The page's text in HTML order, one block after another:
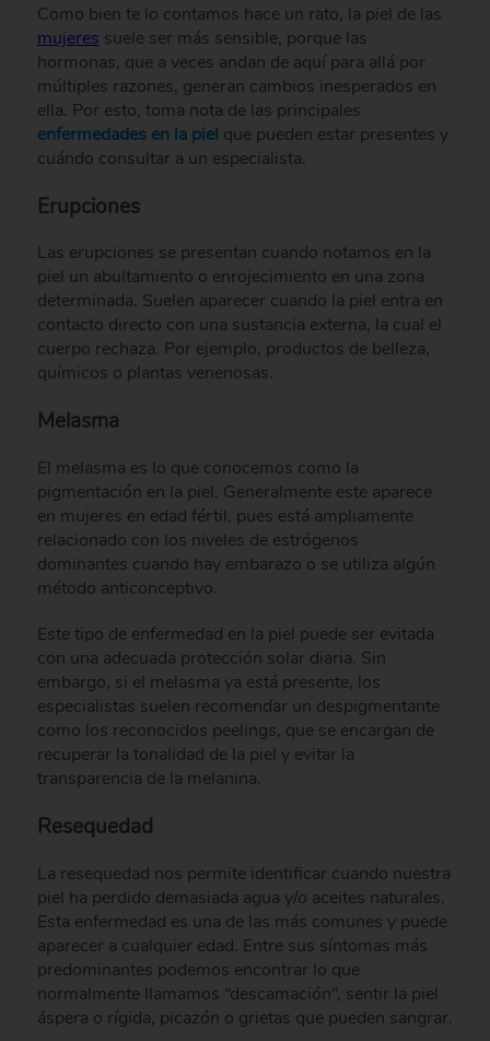
Como bien te lo contamos hace un rato, la piel de las
mujeres suele ser más sensible, porque las
hormonas, que a veces andan de aquí para allá por
múltiples razones, generan cambios inesperados en
ella. Por esto, toma nota de las principales
enfermedades en la piel que pueden estar presentes y
cuándo consultar a un especialista.
Erupciones
Las erupciones se presentan cuando notamos en la
piel un abultamiento o enrojecimiento en una zona
determinada. Suelen aparecer cuando la piel entra en
contacto directo con una sustancia externa, la cual el
cuerpo rechaza. Por ejemplo, productos de belleza,
químicos o plantas venenosas.
Melasma
El melasma es lo que conocemos como la
pigmentación en la piel. Generalmente este aparece
en mujeres en edad fértil, pues está ampliamente
relacionado con los niveles de estrógenos
dominantes cuando hay embarazo o se utiliza algún
método anticonceptivo.
Este tipo de enfermedad en la piel puede ser evitada
con una adecuada protección solar diaria. Sin
embargo, si el melasma ya está presente, los
especialistas suelen recomendar un despigmentante
como los reconocidos peelings, que se encargan de
recuperar la tonalidad de la piel y evitar la
transparencia de la melanina.
Resequedad
La resequedad nos permite identificar cuando nuestra
piel ha perdido demasiada agua y/o aceites naturales.
Esta enfermedad es una de las más comunes y puede
aparecer a cualquier edad. Entre sus síntomas más
predominantes podemos encontrar lo que
normalmente llamamos “descamación”, sentir la piel
áspera o rígida, picazón o grietas que pueden sangrar.